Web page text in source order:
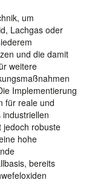
um
Lachgas oder
und die damit
weitere
Implementierung
für reale und
jedoch robuste
hohe
bereits